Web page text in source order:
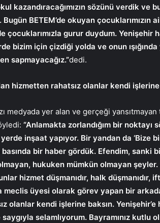
kazandıracağımızın sözünü verdik ve
BETEM’de okuyan
çocuklarımızla gurur duydum. Yenişehir
bizim için çizdiği yolda ve onun
sapmayacağız.”dedi.
hizmetten rahatsız olanlar kendi işlerine
medyada yer alan ve gerçeği
“Anlamakta zorlandığım bir
inşaat yapıyor. Bir yandan da ‘Bize
bir haber gördük. Efendim, sanki
hukuken mümkün olmayan
hizmet düşmanıdır, halk düşmanıdır,
meclis üyesi olarak görev yapan bir
olanlar kendi işlerine baksın.
selamlıyorum. Bayramınız kutlu